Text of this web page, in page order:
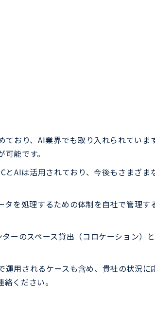
おり、AI業界でも取り入れられていま
能です。
AIは活用されており、今後もさまざま
を処理するための体制を自社で管理す
ーのスペース貸出（コロケーション）
用されるケースも含め、貴社の状況に
ください。